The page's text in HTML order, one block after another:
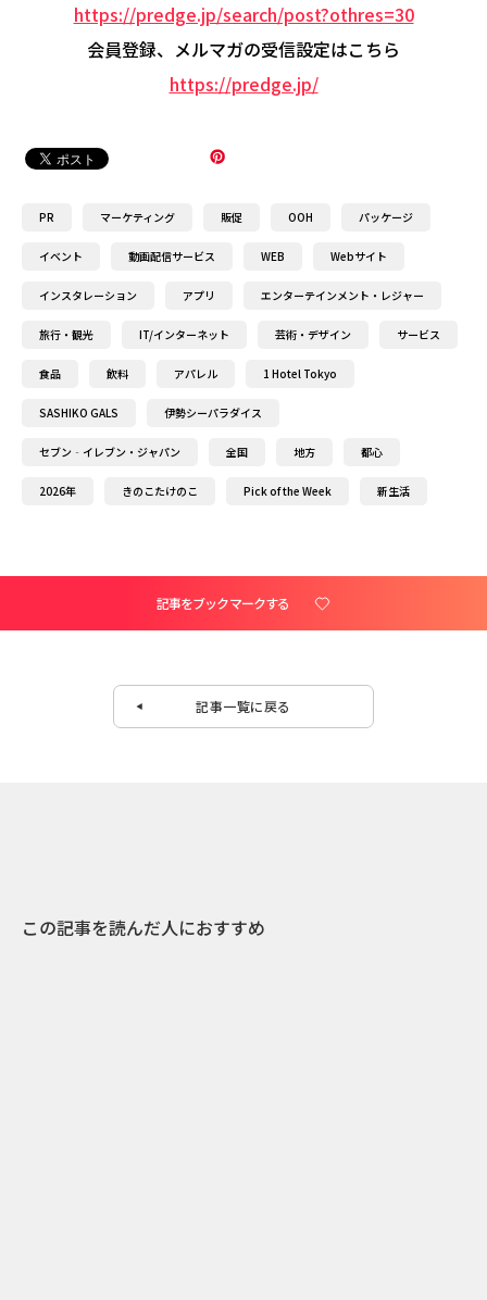
https://predge.jp/search/post?othres=30
会員登録、メルマガの受信設定はこちら
https://predge.jp/
PR マーケティング 販促 OOH パッケージ
イベント 動画配信サービス WEB Webサイト
インスタレーション アプリ エンターテインメント・レジャー
旅行・観光 IT/インターネット 芸術・デザイン サービス
食品 飲料 アパレル 1 Hotel Tokyo
SASHIKO GALS 伊勢シーパラダイス
セブン‐イレブン・ジャパン 全国 地方 都心
2026年 きのこたけのこ Pick of the Week 新生活
記事をブックマークする
記事一覧に戻る
この記事を読んだ人におすすめ